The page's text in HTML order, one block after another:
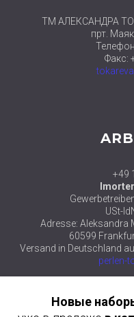
ТМ АЛЕКСАНДРА
прт.
Факс:
+49
USt-
Adresse: Aleksandra
60599
Versand in Deutschland
perlen-
© 2018 ТМ АЛЕКСАНДРА
Новые